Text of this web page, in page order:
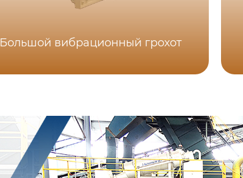
Большой вибрационный грохот